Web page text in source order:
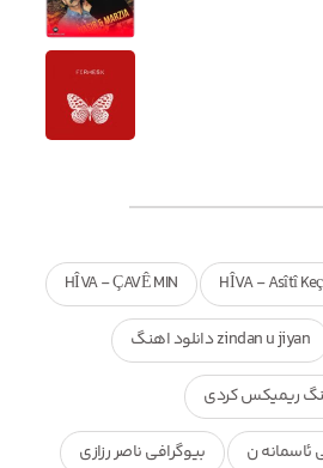
HÎVA - Asîtî
HÎVA - ÇAVÊ MIN
zindan u jiyan دانلود اهنگ
ریمیکس کردی
ئاسمانه ن بیوگرافی ناصر رزازی